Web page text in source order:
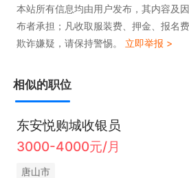
本站所有信息均由用户发布，其内容及
布者承担；凡收取服装费、押金、报名
欺诈嫌疑，请保持警惕。 立即举报 >
相似的职位
东安悦购城收银员
3000-4000元/月
唐山市